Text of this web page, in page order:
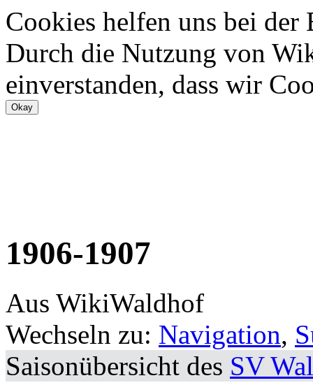
Cookies helfen uns bei
Durch die Nutzung von
einverstanden, dass wir
1906-1907
Aus WikiWaldhof
Wechseln zu: Navigation,
Saisonübersicht des SV